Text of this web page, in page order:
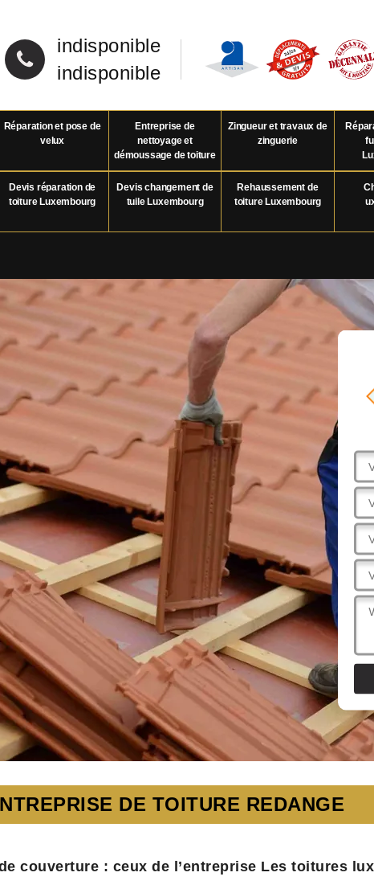
indisponible
indisponible
Réparation et pose de
velux
Entreprise de
nettoyage et
démoussage de toiture
Zingueur et travaux de
zinguerie
Devis réparation de
toiture Luxembourg
Devis changement de
tuile Luxembourg
Rehaussement de
toiture Luxembourg
DE TOITURE REDANGE
couverture : ceux de l’entreprise Les toitures